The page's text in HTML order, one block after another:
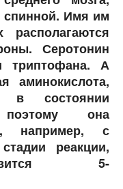
спинной. Имя им
Серотонин
триптофана. А
аминокислота,
в состоянии
она
например, с
реакции,
5-